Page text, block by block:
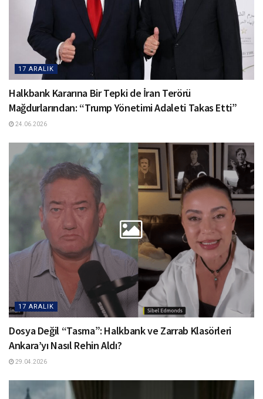
17 ARALIK
Halkbank Kararına Bir Tepki de İran Terörü
Mağdurlarından: “Trump Yönetimi Adaleti Takas Etti”
24.06.2026
17 ARALIK
Dosya Değil “Tasma”: Halkbank ve Zarrab Klasörleri
Ankara’yı Nasıl Rehin Aldı?
29.04.2026